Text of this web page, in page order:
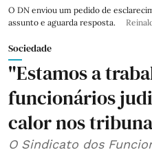
O DN enviou um pedido de
assunto e aguarda resposta.
Sociedade
"Estamos a
funcionários
calor nos
O Sindicato dos